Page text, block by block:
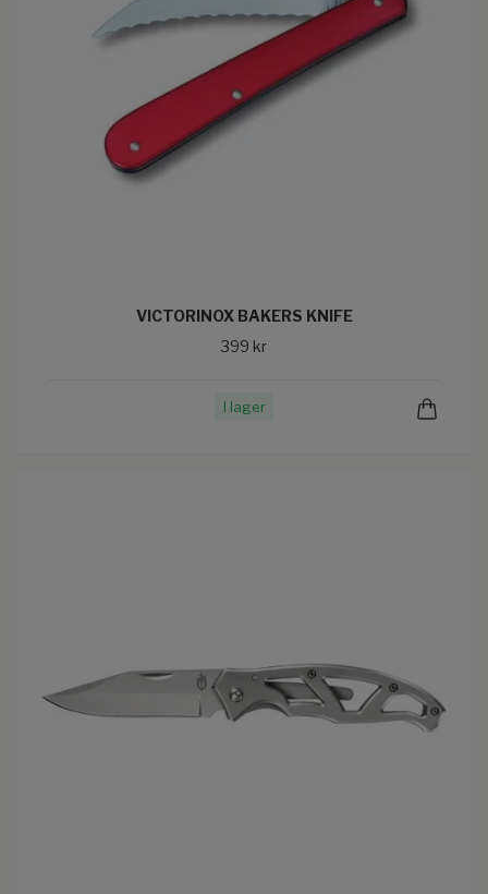
VICTORINOX BAKERS KNIFE
399 kr
I lager